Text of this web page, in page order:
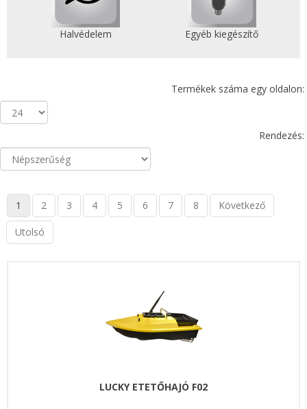
Halvédelem Egyéb kiegészítő
Termékek száma egy oldalon:
Rendezés:
1 2 3 4 5 6 7 8 Következő
Utolsó
LUCKY ETETŐHAJÓ F02